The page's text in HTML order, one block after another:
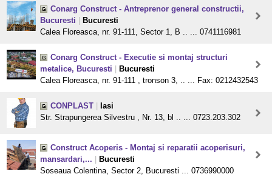
Conarg Construct - Antreprenor general constructii,
Bucuresti
Bucuresti
Calea Floreasca, nr. 91-111, Sector 1, B .. ... 0741116981
Conarg Construct - Executie si montaj structuri
metalice, Bucuresti
Bucuresti
Calea Floreasca, nr. 91-111 , tronson 3, .. ... Fax: 0212432543
CONPLAST
Iasi
Str. Strapungerea Silvestru , Nr. 13, bl .. ... 0723.203.302
Construct Acoperis - Montaj si reparatii acoperisuri,
mansardari,...
Bucuresti
Soseaua Colentina, Sector 2, Bucuresti ... 0736990000